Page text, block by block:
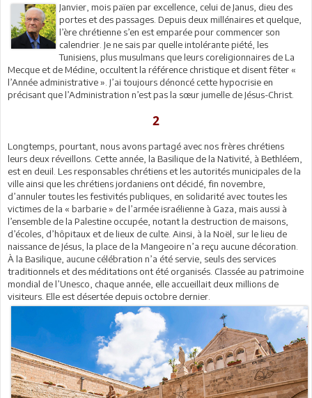
Janvier, mois païen par excellence, celui de Janus, dieu des
portes et des passages. Depuis deux millénaires et quelque,
l’ère chrétienne s’en est emparée pour commencer son
calendrier. Je ne sais par quelle intolérante piété, les
Tunisiens, plus musulmans que leurs coreligionnaires de La
Mecque et de Médine, occultent la référence christique et disent fêter «
l’Année administrative ». J’ai toujours dénoncé cette hypocrisie en
précisant que l’Administration n’est pas la sœur jumelle de Jésus-Christ.
2
Longtemps, pourtant, nous avons partagé avec nos frères chrétiens
leurs deux réveillons. Cette année, la Basilique de la Nativité, à Bethléem,
est en deuil. Les responsables chrétiens et les autorités municipales de la
ville ainsi que les chrétiens jordaniens ont décidé, fin novembre,
d’annuler toutes les festivités publiques, en solidarité avec toutes les
victimes de la « barbarie » de l’armée israélienne à Gaza, mais aussi à
l’ensemble de la Palestine occupée, notant la destruction de maisons,
d’écoles, d’hôpitaux et de lieux de culte. Ainsi, à la Noël, sur le lieu de
naissance de Jésus, la place de la Mangeoire n’a reçu aucune décoration.
À la Basilique, aucune célébration n’a été servie, seuls des services
traditionnels et des méditations ont été organisés. Classée au patrimoine
mondial de l’Unesco, chaque année, elle accueillait deux millions de
visiteurs. Elle est désertée depuis octobre dernier.